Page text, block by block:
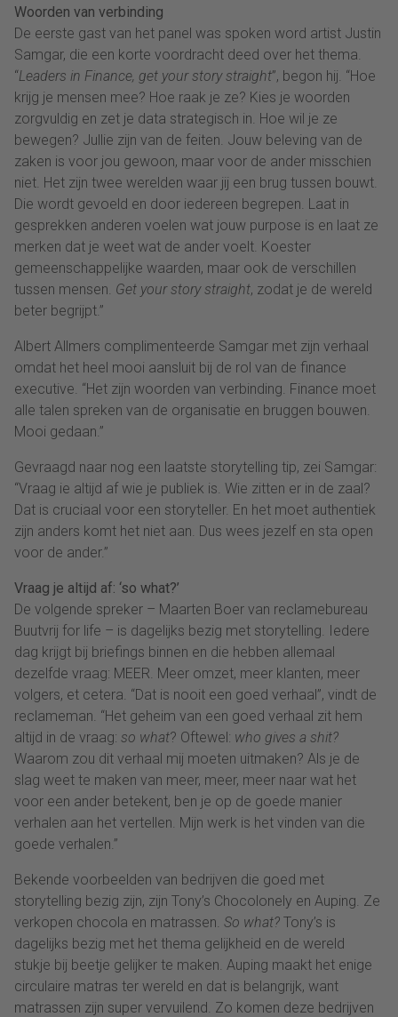
Woorden van verbinding
De eerste gast van het panel was spoken word artist Justin
Samgar, die een korte voordracht deed over het thema.
“Leaders in Finance, get your story straight”, begon hij. “Hoe
krijg je mensen mee? Hoe raak je ze? Kies je woorden
zorgvuldig en zet je data strategisch in. Hoe wil je ze
bewegen? Jullie zijn van de feiten. Jouw beleving van de
zaken is voor jou gewoon, maar voor de ander misschien
niet. Het zijn twee werelden waar jij een brug tussen bouwt.
Die wordt gevoeld en door iedereen begrepen. Laat in
gesprekken anderen voelen wat jouw purpose is en laat ze
merken dat je weet wat de ander voelt. Koester
gemeenschappelijke waarden, maar ook de verschillen
tussen mensen. Get your story straight, zodat je de wereld
beter begrijpt.”
Albert Allmers complimenteerde Samgar met zijn verhaal
omdat het heel mooi aansluit bij de rol van de finance
executive. “Het zijn woorden van verbinding. Finance moet
alle talen spreken van de organisatie en bruggen bouwen.
Mooi gedaan.”
Gevraagd naar nog een laatste storytelling tip, zei Samgar:
“Vraag ie altijd af wie je publiek is. Wie zitten er in de zaal?
Dat is cruciaal voor een storyteller. En het moet authentiek
zijn anders komt het niet aan. Dus wees jezelf en sta open
voor de ander.”
Vraag je altijd af: ‘so what?’
De volgende spreker – Maarten Boer van reclamebureau
Buutvrij for life – is dagelijks bezig met storytelling. Iedere
dag krijgt bij briefings binnen en die hebben allemaal
dezelfde vraag: MEER. Meer omzet, meer klanten, meer
volgers, et cetera. “Dat is nooit een goed verhaal”, vindt de
reclameman. “Het geheim van een goed verhaal zit hem
altijd in de vraag: so what? Oftewel: who gives a shit?
Waarom zou dit verhaal mij moeten uitmaken? Als je de
slag weet te maken van meer, meer, meer naar wat het
voor een ander betekent, ben je op de goede manier
verhalen aan het vertellen. Mijn werk is het vinden van die
goede verhalen.”
Bekende voorbeelden van bedrijven die goed met
storytelling bezig zijn, zijn Tony’s Chocolonely en Auping. Ze
verkopen chocola en matrassen. So what? Tony’s is
dagelijks bezig met het thema gelijkheid en de wereld
stukje bij beetje gelijker te maken. Auping maakt het enige
circulaire matras ter wereld en dat is belangrijk, want
matrassen zijn super vervuilend. Zo komen deze bedrijven